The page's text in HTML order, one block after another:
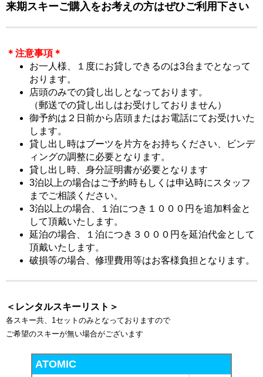
来期スキーご購入をお考えの方はぜひご利用下さい
＊注意事項＊
お一人様、１度にお貸しできるのは3台までとなって
おります。
店頭のみでの貸し出しとなっております。
（郵送での貸し出しはお受けしておりません）
御予約は２日前から店頭またはお電話にてお受けいた
します。
貸し出し時はブーツを片方をお持ちください、ビンデ
ィングの調整に必要となります。
貸し出し時、身分証明書が必要となります
3泊以上の場合はご予約時もしくは申込時にスタッフ
までご相談ください。
3泊以上の場合、１泊につき１０００円を追加料金と
して頂戴いたします。
延泊の場合、１泊につき３０００円を延泊代金として
頂戴いたします。
破損等の場合、修理費用等はお客様負担となります。
＜レンタルスキーリスト＞
各スキー共、1セットのみとなっておりますので
ご希望のスキーが無い場合がございます
ATOMIC